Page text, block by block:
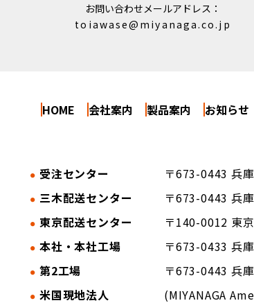
お問い合わせメールアドレス：
toiawase@miyanaga.co.jp
HOME 会社案内 製品案内 お知らせ
受注センター
〒673-0443 兵
三木配送センター
〒673-0443 兵
東京配送センター
〒140-0012 東
本社・本社工場
〒673-0433 兵
第2工場
〒673-0443 兵
米国現地法人
(MIYANAGA